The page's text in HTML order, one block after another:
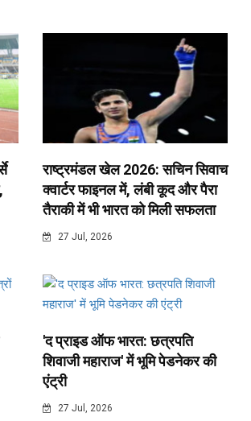
राष्ट्रमंडल खेल 2026: सचिन सिवाच
क्वार्टर फाइनल में, लंबी कूद और पैरा
तैराकी में भी भारत को मिली सफलता
27 Jul, 2026
'द प्राइड ऑफ भारत: छत्रपति
शिवाजी महाराज' में भूमि पेडनेकर की
एंट्री
27 Jul, 2026